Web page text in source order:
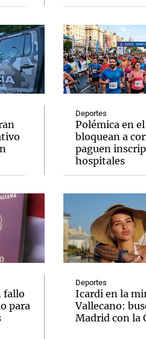
fallo
para
Deportes
Polémica en
bloquean a
paguen
hospitales
Deportes
Icardi en la
Vallecano:
Madrid con la
El huracán de Arequito